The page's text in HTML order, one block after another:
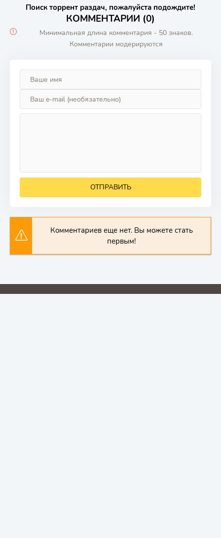
Поиск торрент раздач, пожалуйста подождите!
КОММЕНТАРИИ (0)
Минимальная длина комментария - 50 знаков.
Комментарии модерируются
ОТПРАВИТЬ
Комментариев еще нет. Вы можете стать
первым!